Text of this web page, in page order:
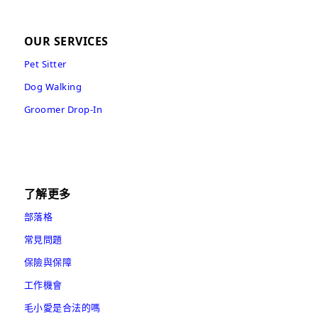
OUR SERVICES
Pet Sitter
Dog Walking
Groomer Drop-In
了解更多
部落格
常見問題
保險與保障
工作機會
毛小愛是合法的嗎